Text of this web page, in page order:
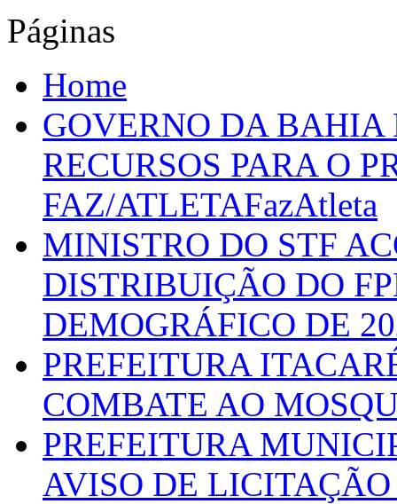
Páginas
Home
GOVERNO DA
RECURSOS PARA O
FAZ/ATLETAFazAtleta
MINISTRO DO STF
DISTRIBUIÇÃO DO
DEMOGRÁFICO DE
PREFEITURA
COMBATE AO
PREFEITURA
AVISO DE LICITAÇÃO